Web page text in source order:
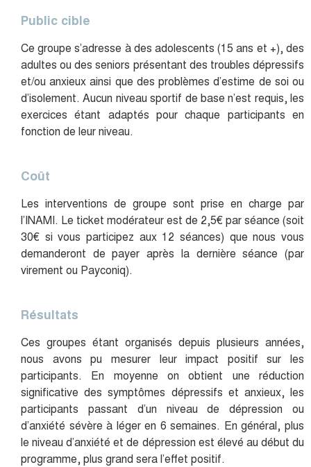
Public cible
Ce groupe s’adresse à des adolescents (15 ans et +), des
adultes ou des seniors présentant des troubles dépressifs
et/ou anxieux ainsi que des problèmes d’estime de soi ou
d’isolement. Aucun niveau sportif de base n’est requis, les
exercices étant adaptés pour chaque participants en
fonction de leur niveau.
Coût
Les interventions de groupe sont prise en charge par
l’INAMI. Le ticket modérateur est de 2,5€ par séance (soit
30€ si vous participez aux 12 séances) que nous vous
demanderont de payer après la dernière séance (par
virement ou Payconiq).
Résultats
Ces groupes étant organisés depuis plusieurs années,
nous avons pu mesurer leur impact positif sur les
participants. En moyenne on obtient une réduction
significative des symptômes dépressifs et anxieux, les
participants passant d’un niveau de dépression ou
d’anxiété sévère à léger en 6 semaines. En général, plus
le niveau d’anxiété et de dépression est élevé au début du
programme, plus grand sera l’effet positif.